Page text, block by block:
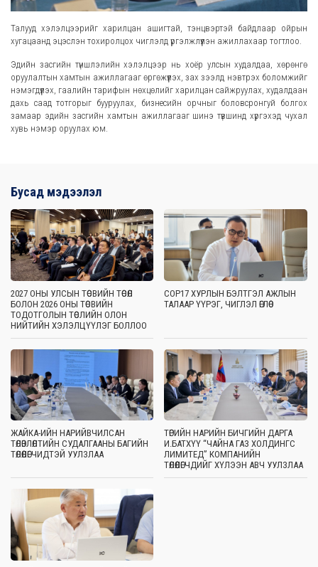
Талууд хэлэлцээрийг харилцан ашигтай, тэнцвэртэй байдлаар ойрын
хугацаанд эцэслэн тохиролцох чиглэлд үргэлжлүүлэн ажиллахаар тогтлоо.
Эдийн засгийн түншлэлийн хэлэлцээр нь хоёр улсын худалдаа, хөрөнгө
оруулалтын хамтын ажиллагааг өргөжүүлэх, зах зээлд нэвтрэх боломжийг
нэмэгдүүлэх, гаалийн тарифын нөхцөлийг харилцан сайжруулах, худалдаан
дахь саад тотгорыг бууруулах, бизнесийн орчныг боловсронгуй болгох
замаар эдийн засгийн хамтын ажиллагааг шинэ түвшинд хүргэхэд чухал
хувь нэмэр оруулах юм.
Бусад мэдээлэл
2027 ОНЫ УЛСЫН ТӨСВИЙН ТӨСӨЛ
БОЛОН 2026 ОНЫ ТӨСВИЙН
ТОДОТГОЛЫН ТӨСЛИЙН ОЛОН
НИЙТИЙН ХЭЛЭЛЦҮҮЛЭГ БОЛЛОО
COP17 ХУРЛЫН БЭЛТГЭЛ АЖЛЫН
ТАЛААР ҮҮРЭГ, ЧИГЛЭЛ ӨГЛӨӨ
ЖАЙКА-ИЙН НАРИЙВЧИЛСАН
ТӨЛӨВЛӨЛТИЙН СУДАЛГААНЫ БАГИЙН
ТӨЛӨӨЛӨГЧИДТЭЙ УУЛЗЛАА
ТӨРИЙН НАРИЙН БИЧГИЙН ДАРГА
И.БАТХҮҮ “ЧАЙНА ГАЗ ХОЛДИНГС
ЛИМИТЕД” КОМПАНИЙН
ТӨЛӨӨЛӨГЧДИЙГ ХҮЛЭЭН АВЧ УУЛЗЛАА